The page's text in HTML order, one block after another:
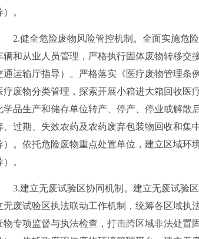
）。
健全危险废物风险管控机制。全面实施危险
辆和从业人员管理，严格执行固体废物转移交
通运输厅指导）。严格落实《医疗废物管理条
疗废物分类管理，探索开展小箱进大箱回收医
学品生产和储存单位转产、停产、停业或解散
、过期、失效农药及农药废弃包装物回收和集
）。依托危险废物重点处置单位，建立区域环
）。
建立无废试验区协同机制。建立无废试验区
无废试验区执法联动工作机制，统筹各区域执
物专项监督与执法检查，打击跨区域非法处置